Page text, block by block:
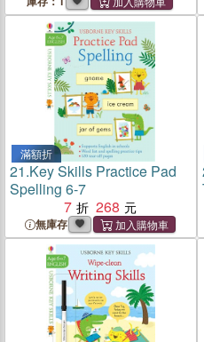
滿額折
21.Key Skills Practice Pad
Spelling 6-7
7
268
無庫存